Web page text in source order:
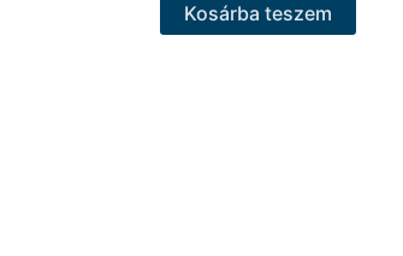
Kosárba teszem